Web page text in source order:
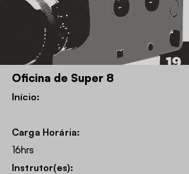
Oficina de Super 8
Início:
Carga Horária:
16hrs
Instrutor(es):